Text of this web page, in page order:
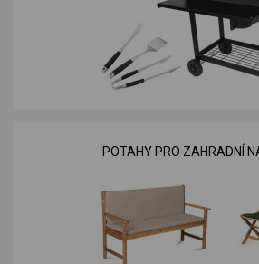
POTAHY PRO ZAHRADNÍ